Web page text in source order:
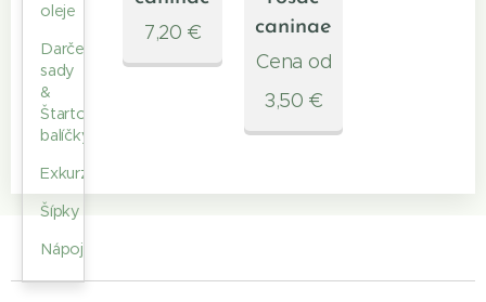
oleje
Darčekové
sady
&
Štartovacie
balíčky
Exkurzie
Šípky
Nápoje
7,20 €
caninae
Cena od
3,50 €